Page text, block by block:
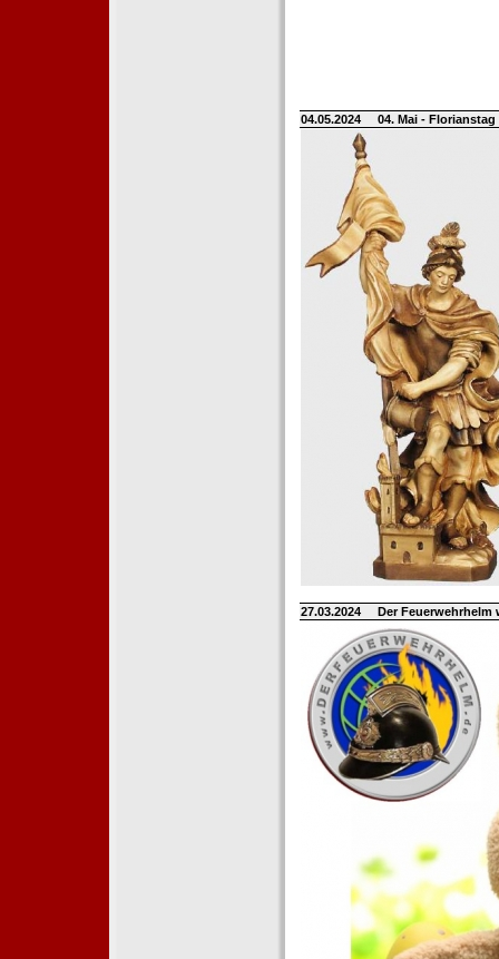
04.05.2024 04. Mai -
27.03.2024 Der